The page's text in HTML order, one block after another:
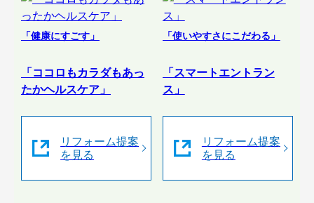
「健康にすごす」
「ココロもカラダもあっ
たかヘルスケア」
リフォーム提案
を見る
「使いやすさにこだわる」
「スマートエントラン
ス」
リフォーム提案
を見る